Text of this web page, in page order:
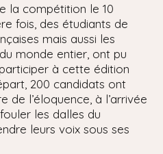
la compétition le 10
fois, des étudiants de
mais aussi les
monde entier, ont pu
à cette édition
200 candidats ont
de l’éloquence, à l’arrivée
les dalles du
leurs voix sous ses